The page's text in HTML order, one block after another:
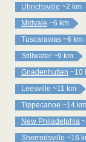
Uhrichsville ~2 km
Midvale ~6 km
Tuscarawas ~6 km
Stillwater ~9 km
Gnadenhutten ~10
Leesville ~11 km
Tippecanoe ~14 km
New Philadelphia
Sherrodsville ~16